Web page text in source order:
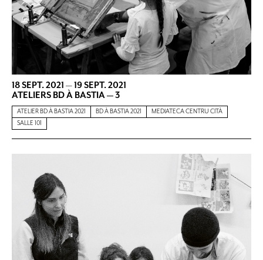
18 SEPT. 2021 —19 SEPT. 2021
ATELIERS BD À BASTIA — 3
ATELIER BD À BASTIA 2021 BD À BASTIA 2021
MEDIATECA CENTRU CITÀ
SALLE 101